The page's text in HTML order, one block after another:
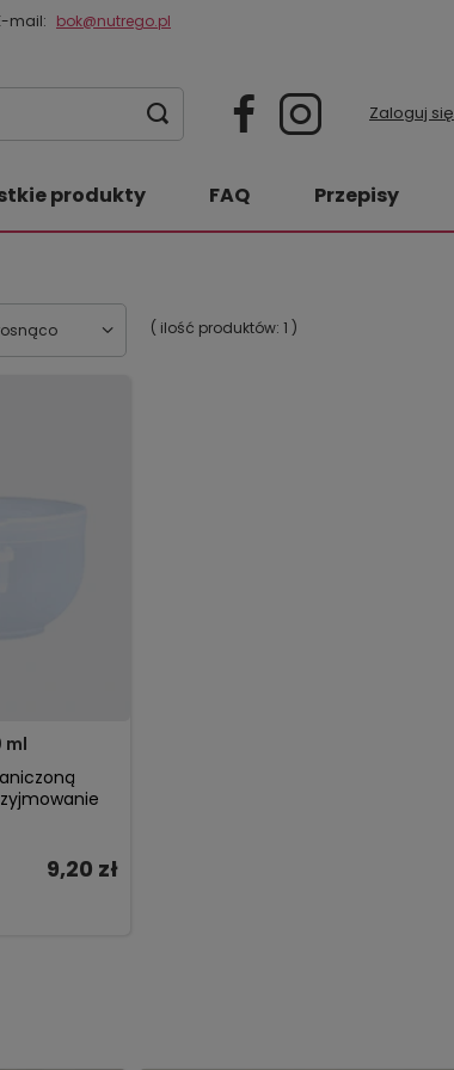
mail: bok@nutrego.pl
Zaloguj się
produkty FAQ Przepisy
( ilość produktów: 1 )
ml
9,20 zł